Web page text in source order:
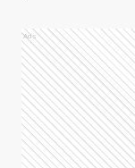
Ads